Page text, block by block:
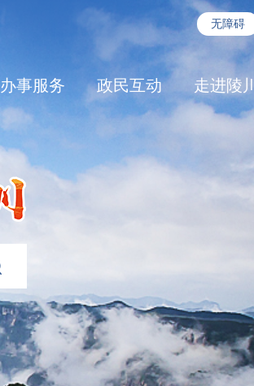
无障碍
办事服务 政民互动 走进陵